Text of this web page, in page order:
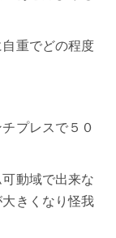
重でどの程度
プレスで５０
動域で出来な
きくなり怪我